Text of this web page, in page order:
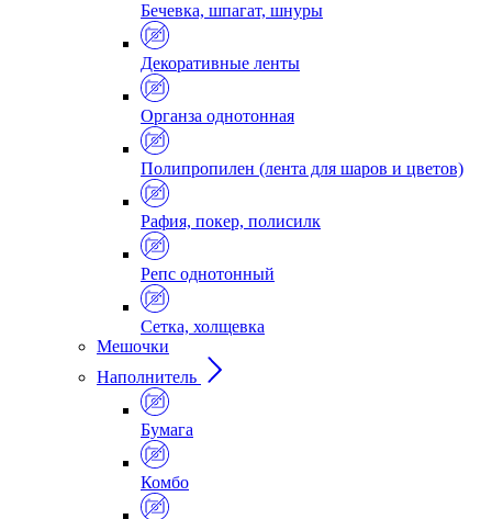
Бечевка, шпагат, шнуры
Декоративные ленты
Органза однотонная
Полипропилен (лента для шаров и цветов)
Рафия, покер, полисилк
Репс однотонный
Сетка, холщевка
Мешочки
Наполнитель
Бумага
Комбо